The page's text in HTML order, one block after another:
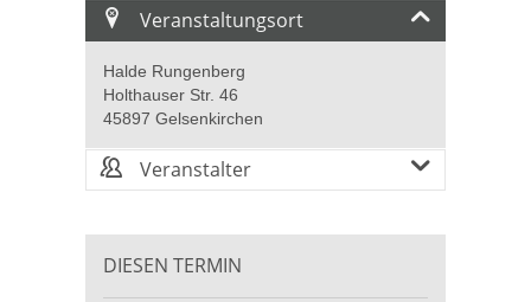
Veranstaltungsort
Halde Rungenberg
Holthauser Str. 46
45897 Gelsenkirchen
Veranstalter
DIESEN TERMIN